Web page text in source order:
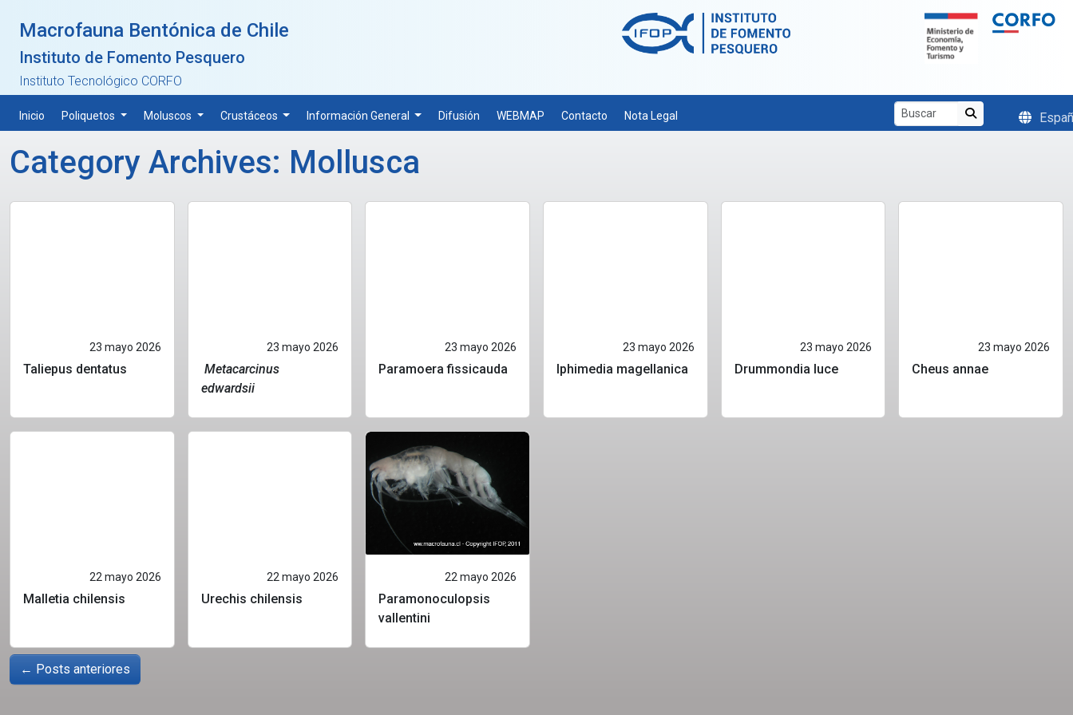
Macrofauna Bentónica de Chile
Instituto de Fomento Pesquero
Instituto Tecnológico CORFO
Inicio Poliquetos Moluscos Crustáceos Información General Difusión WEBMAP Contacto Nota Legal
Category Archives: Mollusca
23 mayo 2026
Taliepus dentatus
23 mayo 2026
Metacarcinus
edwardsii
23 mayo 2026
Paramoera fissicauda
23 mayo 2026
Iphimedia magellanica
23 mayo 2026
Drummondia luce
23 mayo 2026
Cheus annae
22 mayo 2026
Malletia chilensis
22 mayo 2026
Urechis chilensis
22 mayo 2026
Paramonoculopsis
vallentini
← Posts anteriores